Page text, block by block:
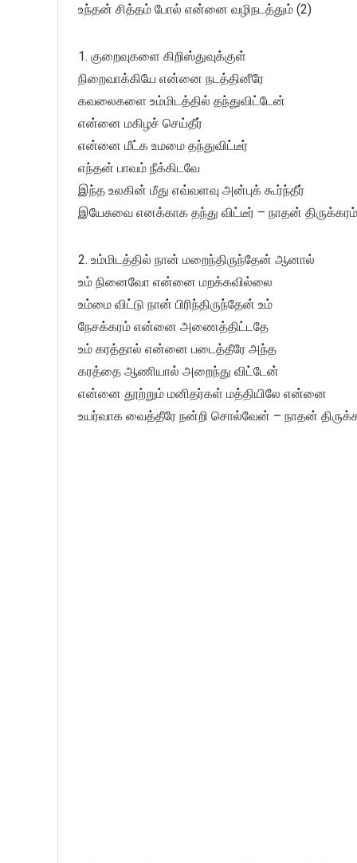
உந்தன் சித்தம் போல் என்னை வழிநடத்தும் (2)
1. குறைவுகளை கிறிஸ்துவுக்குள்
நிறைவாக்கியே என்னை நடத்தினீரே
கவலைகளை உம்மிடத்தில் தந்துவிட்டேன்
என்னை மகிழச் செய்தீர்
என்னை மீட்க உமமை தந்துவிட்டீர்
எந்தன் பாவம் நீக்கிடவே
இந்த உலகின் மீது எவ்வளவு அன்புக் கூர்ந்தீர்
இயேசுவை எனக்காக தந்து விட்டீர் – நாதன் திருக்கரம்
2. உம்மிடத்தில் நான் மறைந்திருந்தேன் ஆனால்
உம் நினைவோ என்னை மறக்கவில்லை
உம்மை விட்டு நான் பிரிந்திருந்தேன் உம்
நேசக்கரம் என்னை அணைத்திட்டதே
உம் கரத்தால் என்னை படைத்தீரே அந்த
கரத்தை ஆணியால் அறைந்து விட்டேன்
என்னை தூற்றும் மனிதர்கள் மத்தியிலே என்னை
உயர்வாக வைத்தீரே நன்றி சொல்வேன் – நாதன்